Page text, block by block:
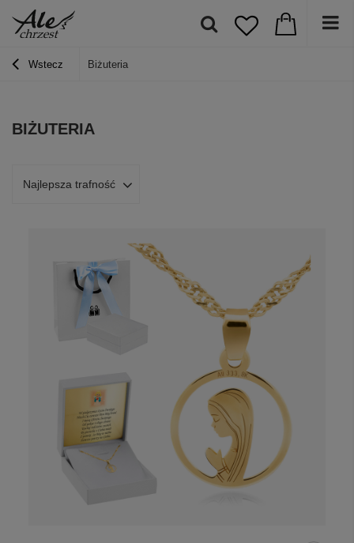
Wstecz Biżuteria
BIŻUTERIA
Najlepsza trafność